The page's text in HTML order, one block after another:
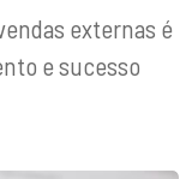
externas é
e sucesso